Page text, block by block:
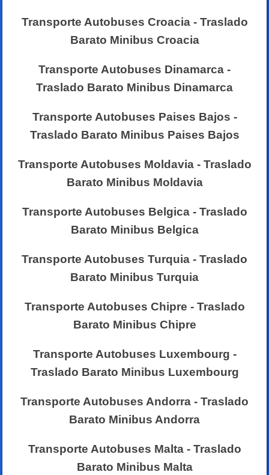
Transporte Autobuses Croacia - Traslado
Barato Minibus Croacia
Transporte Autobuses Dinamarca -
Traslado Barato Minibus Dinamarca
Transporte Autobuses Paises Bajos -
Traslado Barato Minibus Paises Bajos
Transporte Autobuses Moldavia - Traslado
Barato Minibus Moldavia
Transporte Autobuses Belgica - Traslado
Barato Minibus Belgica
Transporte Autobuses Turquia - Traslado
Barato Minibus Turquia
Transporte Autobuses Chipre - Traslado
Barato Minibus Chipre
Transporte Autobuses Luxembourg -
Traslado Barato Minibus Luxembourg
Transporte Autobuses Andorra - Traslado
Barato Minibus Andorra
Transporte Autobuses Malta - Traslado
Barato Minibus Malta